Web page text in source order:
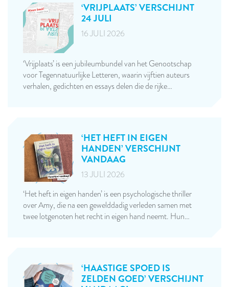
‘VRIJPLAATS’ VERSCHIJNT
24 JULI
16 JULI 2026
‘Vrijplaats’ is een jubileumbundel van het Genootschap
voor Tegennatuurlijke Letteren, waarin vijftien auteurs
verhalen, gedichten en essays delen die de rijke…
‘HET HEFT IN EIGEN
HANDEN’ VERSCHIJNT
VANDAAG
13 JULI 2026
‘Het heft in eigen handen’ is een psychologische thriller
over Amy, die na een gewelddadig verleden samen met
twee lotgenoten het recht in eigen hand neemt. Hun…
‘HAASTIGE SPOED IS
ZELDEN GOED’ VERSCHIJNT